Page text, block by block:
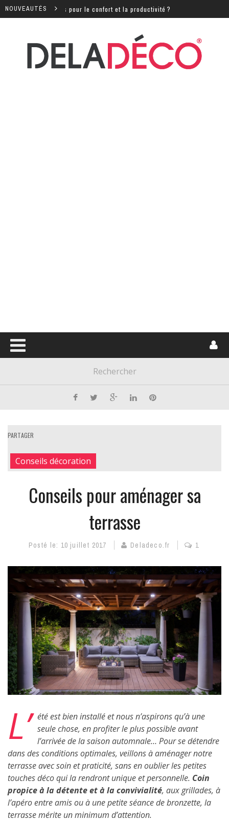
NOUVEAUTÉSpour le confort et la productivité ?
PARTAGER
Conseils décoration
Conseils pour aménager sa
terrasse
Posté le: 10 juillet 2017 Deladeco.fr 1
L’ été est bien installé et nous n’aspirons qu’à une
seule chose, en profiter le plus possible avant
l’arrivée de la saison automnale… Pour se détendre
dans des conditions optimales, veillons à aménager notre
terrasse avec soin et praticité, sans en oublier les petites
touches déco qui la rendront unique et personnelle. Coin
propice à la détente et à la convivialité, aux grillades, à
l’apéro entre amis ou à une petite séance de bronzette, la
terrasse mérite un minimum d’attention.